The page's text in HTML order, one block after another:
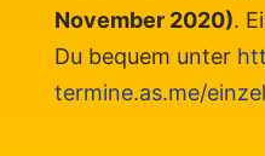
November 2020).
Du bequem unter
termine.as.me/einzel